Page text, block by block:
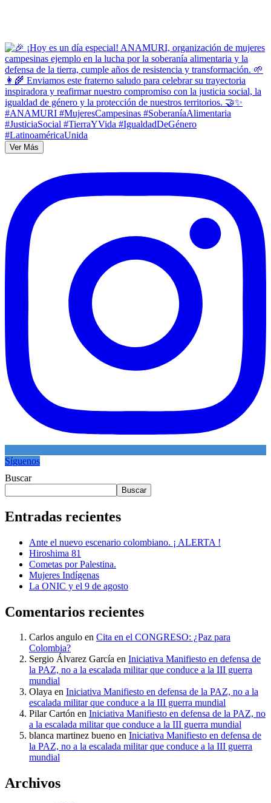
Ver Más
Síguenos
Buscar
Buscar
Entradas recientes
Ante el nuevo escenario colombiano. ¡ ALERTA !
Hiroshima 81
Cometas por Palestina.
Mujeres Indígenas
La ONIC y el 9 de agosto
Comentarios recientes
Carlos angulo en Cita en el CONGRESO: ¿Paz para
Colombia?
Sergio Álvarez García en Iniciativa Manifiesto en defensa de
la PAZ, no a la escalada militar que conduce a la III guerra
mundial
Olaya en Iniciativa Manifiesto en defensa de la PAZ, no a la
escalada militar que conduce a la III guerra mundial
Pilar Cartón en Iniciativa Manifiesto en defensa de la PAZ, no
a la escalada militar que conduce a la III guerra mundial
blanca martinez bueno en Iniciativa Manifiesto en defensa de
la PAZ, no a la escalada militar que conduce a la III guerra
mundial
Archivos